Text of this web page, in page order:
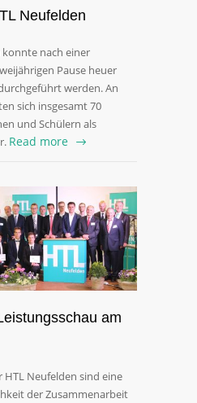
Neufelden
nach einer
Pause heuer
werden. An
sich insgesamt 70
und Schülern als
Read more
am
Neufelden sind eine
der Zusammenarbeit